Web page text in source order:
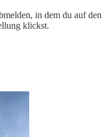
in dem du auf den
klickst.